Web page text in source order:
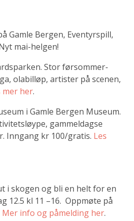
Gamle Bergen, Eventyrspill,
mai-helgen!
Stor førsommer-
olabilløp, artister på scenen,
mer her.
i Gamle Bergen Museum.
gammeldagse
Inngang kr 100/gratis. Les
i skogen og bli en helt for en
12.5 kl 11 –16. Oppmøte på
Mer info og påmelding her.